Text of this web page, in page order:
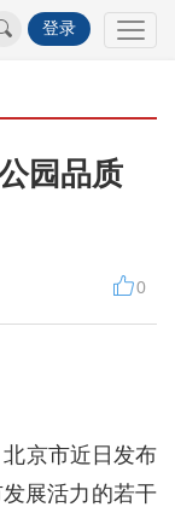
登录
园品质
0
京市近日发布
展活力的若干